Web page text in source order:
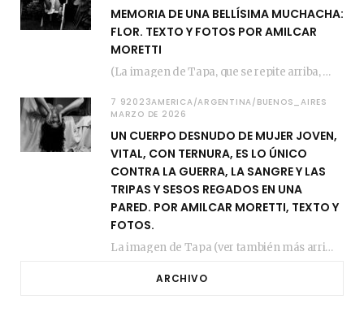
MEMORIA DE UNA BELLÍSIMA MUCHACHA:
FLOR. TEXTO Y FOTOS POR AMILCAR
MORETTI
(La imagen de Tapa, que se repite arriba, fue compuesta por Amilcar Moretti el viernes…
7 92023AMERICA/ARGENTINA/BUENOS_AIRES
MARZO DE 2026
UN CUERPO DESNUDO DE MUJER JOVEN,
VITAL, CON TERNURA, ES LO ÚNICO
CONTRA LA GUERRA, LA SANGRE Y LAS
TRIPAS Y SESOS REGADOS EN UNA
PARED. POR AMILCAR MORETTI, TEXTO Y
FOTOS.
La imagen de Tapa (ver también más arriba) fue compuesta en estos días de febrero…
ARCHIVO